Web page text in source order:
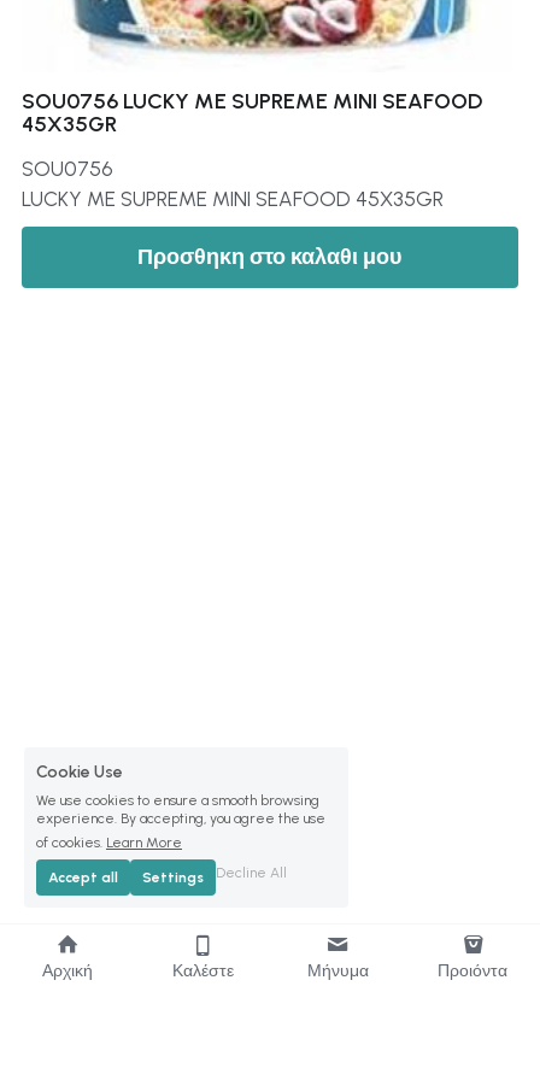
SOU0756 LUCKY ME SUPREME MINI SEAFOOD
45X35GR
SOU0756
LUCKY ME SUPREME MINI SEAFOOD 45X35GR
Προσθηκη στο καλαθι μου
Αρχική Καλέστε Μήνυμα Προιόντα
Cookie Use
We use cookies to ensure a smooth browsing
experience. By accepting, you agree the use
of cookies. Learn More
Accept all Settings Decline All